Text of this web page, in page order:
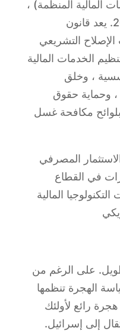
المالية المنظمة) ،
5776-2016 ، في عام 2016. يعد قانون
الإصلاح التشريعي
الخدمات المالية
، وخلق
، وحماية حقوق
بلوائح مكافحة غسل
المصرفي
في القطاع
المالية
على الرغم من
الهجرة تنظمها
رائع لأولئك
إلى إسرائيل.